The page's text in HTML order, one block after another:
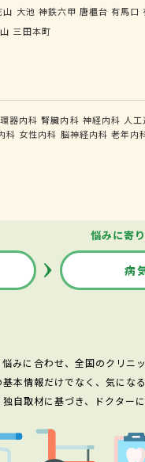
山 大池 神鉄六甲 唐櫃台 有馬口
三田本町
器内科 腎臓内科 神経内科 人
科 女性内科 脳神経内科 老年内
悩みに寄
病
みに合わせ、全国のクリニ
本情報だけでなく、気に
自取材に基づき、ドクター